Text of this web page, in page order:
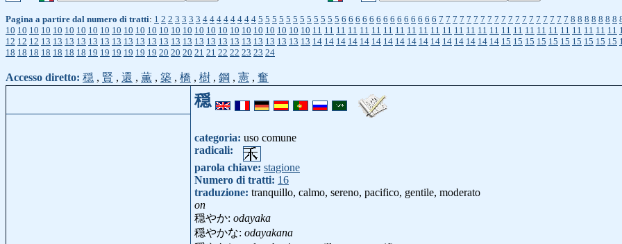
Pagina a partire dal numero di tratti: 1 2 2 3 3 3 3 4 4 4 4 4 4 4 4 5 5 5 5 5 5 5 5 5 5 5 5 6 6 6 6 6 6 6 6 6 6 6 6 6 6 7 7 7 7 7 7 7 7 7 7 7 7 7 7 7 7 7 7 7 8 8 8 8 8 8 8
10 10 10 10 10 10 10 10 10 10 10 10 10 10 10 10 10 10 10 10 10 10 10 10 10 10 11 11 11 11 11 11 11 11 11 11 11 11 11 11 11 11 11 11 11 11 11 11 11 11 11 11
12 12 12 13 13 13 13 13 13 13 13 13 13 13 13 13 13 13 13 13 13 13 13 13 13 13 14 14 14 14 14 14 14 14 14 14 14 14 14 14 14 14 15 15 15 15 15 15 15 15 15 15
18 18 18 18 18 18 18 19 19 19 19 19 19 20 20 20 21 21 22 22 23 23 24
Accesso diretto: 穏 , 賢 , 還 , 薫 , 築 , 橋 , 樹 , 鋼 , 憲 , 奮
穏
categoria: uso comune
radicali:
parola chiave: stagione
Numero di tratti: 16
traduzione: tranquillo, calmo, sereno, pacifico, gentile, moderato
on
穏やか: odayaka
穏やかな: odayakana